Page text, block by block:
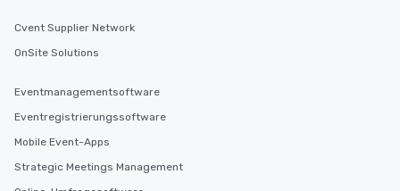
Cvent Supplier Network
OnSite Solutions
Eventmanagementsoftware
Eventregistrierungssoftware
Mobile Event-Apps
Strategic Meetings Management